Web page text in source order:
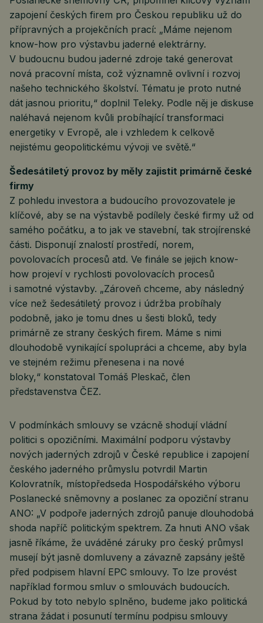
zapojení českých firem pro Českou republiku už do
přípravných a projekčních prací: „Máme nejenom
know-how pro výstavbu jaderné elektrárny.
V budoucnu budou jaderné zdroje také generovat
nová pracovní místa, což významně ovlivní i rozvoj
našeho technického školství. Tématu je proto nutné
dát jasnou prioritu,“ doplnil Teleky. Podle něj je diskuse
naléhavá nejenom kvůli probíhající transformaci
energetiky v Evropě, ale i vzhledem k celkově
nejistému geopolitickému vývoji ve světě.“
Šedesátiletý provoz by měly zajistit primárně české
firmy
Z pohledu investora a budoucího provozovatele je
klíčové, aby se na výstavbě podílely české firmy už od
samého počátku, a to jak ve stavební, tak strojírenské
části. Disponují znalostí prostředí, norem,
povolovacích procesů atd. Ve finále se jejich know-
how projeví v rychlosti povolovacích procesů
i samotné výstavby. „Zároveň chceme, aby následný
více než šedesátiletý provoz i údržba probíhaly
podobně, jako je tomu dnes u šesti bloků, tedy
primárně ze strany českých firem. Máme s nimi
dlouhodobě vynikající spolupráci a chceme, aby byla
ve stejném režimu přenesena i na nové
bloky,“ konstatoval Tomáš Pleskač, člen
představenstva ČEZ.
V podmínkách smlouvy se vzácně shodují vládní
politici s opozičními. Maximální podporu výstavby
nových jaderných zdrojů v České republice i zapojení
českého jaderného průmyslu potvrdil Martin
Kolovratník, místopředseda Hospodářského výboru
Poslanecké sněmovny a poslanec za opoziční stranu
ANO: „V podpoře jaderných zdrojů panuje dlouhodobá
shoda napříč politickým spektrem. Za hnuti ANO však
jasně říkáme, že uváděné záruky pro český průmysl
musejí být jasně domluveny a závazně zapsány ještě
před podpisem hlavní EPC smlouvy. To lze provést
například formou smluv o smlouvách budoucích.
Pokud by toto nebylo splněno, budeme jako politická
strana žádat i posunutí termínu podpisu smlouvy